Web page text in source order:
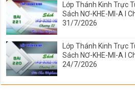
Lớp Thánh Kinh Trực
Sách NƠ-KHE-MI-A I
31/7/2026
Lớp Thánh Kinh Trực
Sách NƠ-KHE-MI-A I
24/7/2026